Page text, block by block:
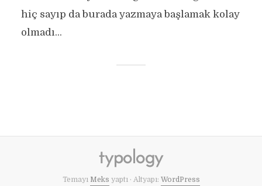
hiç sayıp da burada yazmaya başlamak kolay
olmadı...
Temayı Meks yaptı · Altyapı: WordPress